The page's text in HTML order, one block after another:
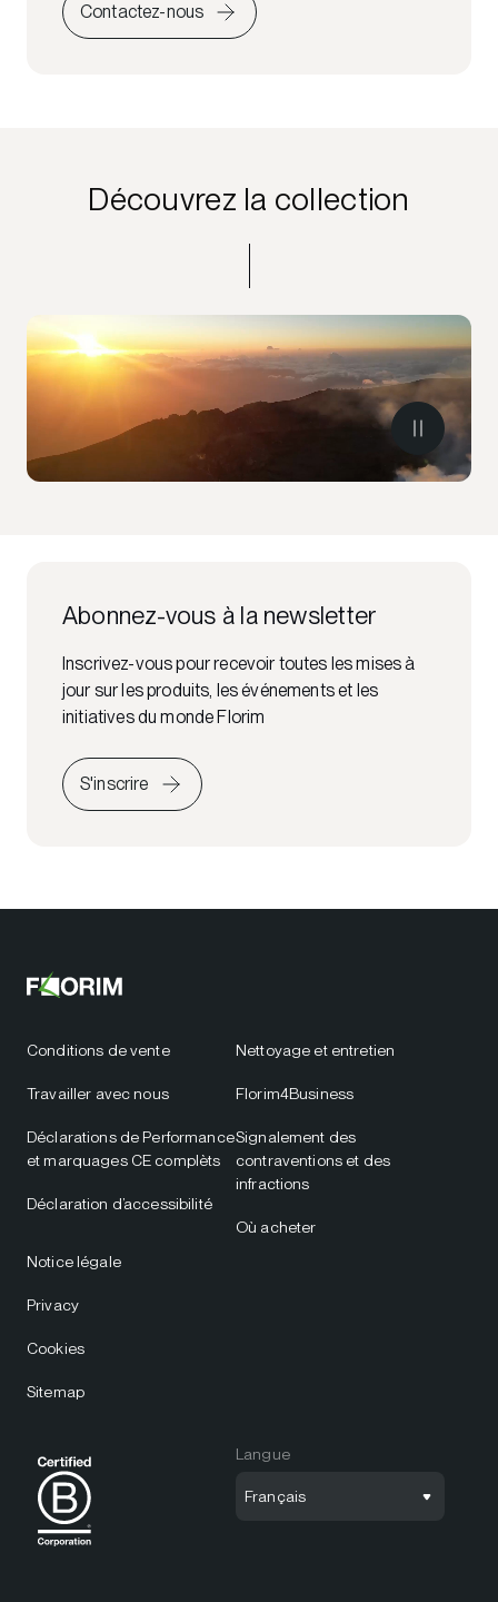
Contactez-nous
Découvrez la collection
Abonnez-vous à la newsletter
Inscrivez-vous pour recevoir toutes les mises à
jour sur les produits, les événements et les
initiatives du monde Florim
S'inscrire
Conditions de vente
Travailler avec nous
Déclarations de Performance
et marquages CE complèts
Déclaration d’accessibilité
Nettoyage et entretien
Florim4Business
Signalement des
contraventions et des
infractions
Où acheter
Notice légale
Privacy
Cookies
Sitemap
Langue
Français